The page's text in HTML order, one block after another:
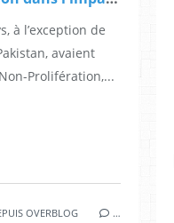
à l’exception de
avaient
Prolifération,...
OVERBLOG …